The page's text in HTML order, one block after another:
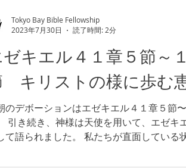
キエル４１章５節～
キリストの様に歩む
のデボーションはエゼキエル４１章５節
引き続き、神様は天使を用いて、エゼキ
て語られました。 私たちが直面している
私たちは今、どの局面に置かれているで
Tokyo Bay Bible Fellowship
2023年7月30日
読了時間: 2分